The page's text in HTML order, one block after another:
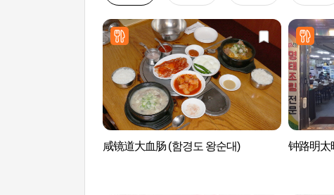
咸镜道大血肠 (함경도 왕순대) 钟路明太